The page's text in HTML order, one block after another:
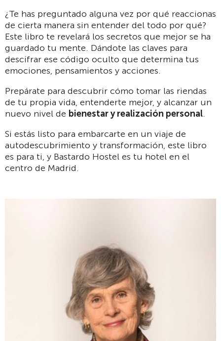
¿Te has preguntado alguna vez por qué reaccionas
de cierta manera sin entender del todo por qué?
Este libro te revelará los secretos que mejor se ha
guardado tu mente. Dándote las claves para
descifrar ese código oculto que determina tus
emociones, pensamientos y acciones.
Prepárate para descubrir cómo tomar las riendas
de tu propia vida, entenderte mejor, y alcanzar un
nuevo nivel de bienestar y realización personal.
Si estás listo para embarcarte en un viaje de
autodescubrimiento y transformación, este libro
es para ti, y Bastardo Hostel es tu hotel en el
centro de Madrid.